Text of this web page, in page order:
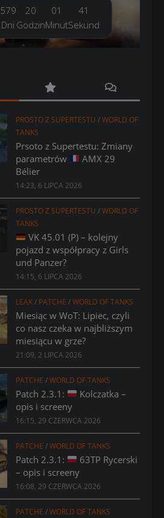
579
Dni
20
Godzin
01
Minut
42
Sekund
PROSTO Z SUPERTESTU /WORLD OF
TANKS
Prsoto z Supertestu: Zmiany
parametrów
AMX 29
Bélier
14:23, 6 LIPCA 2026
PROSTO Z SUPERTESTU /WORLD OF
TANKS
VK 45.01 (P) – kolejny
pojazd z współpracy z Girls
und Panzer?
14:15, 6 LIPCA 2026
LEAK/ PATCHE /WORLD OF TANKS
Miesiąc w WoT: Lipiec, czyli
co nasz czeka w najbliższym
miesiącu w grze?
21:09, 2 LIPCA 2026
PATCHE /WORLD OF TANKS
Patch 2.3.1:
Kolczatka –
opis i screeny
16:15, 29 CZERWCA 2026
PATCHE /WORLD OF TANKS
Patch 2.3.1:
63TP Rycerski
– opis i screeny
16:08, 29 CZERWCA 2026
PATCHE /WORLD OF TANKS